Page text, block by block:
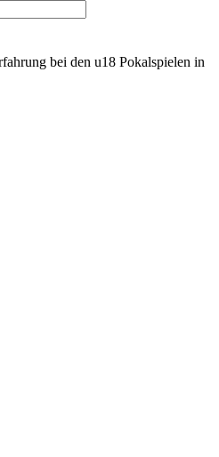
bei den u18 Pokalspielen in